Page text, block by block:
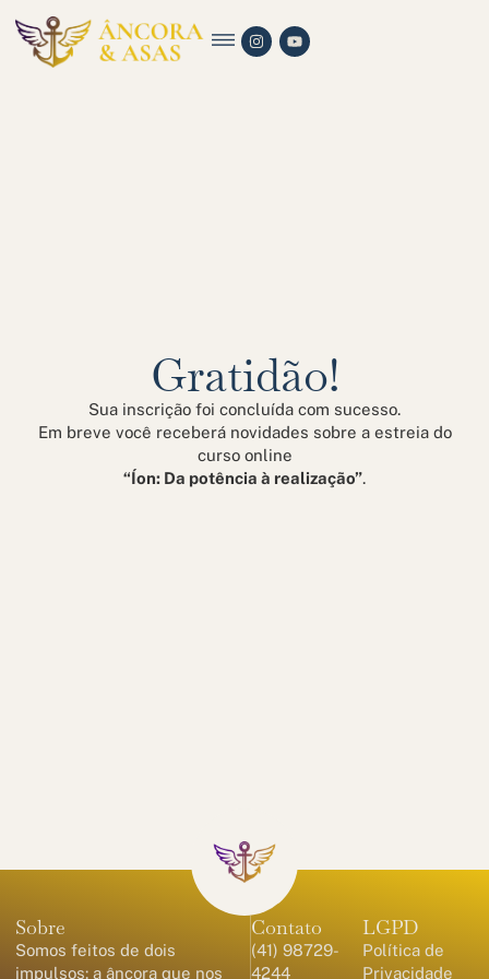
Gratidão!
Sua inscrição foi concluída com sucesso.
Em breve você receberá novidades sobre a estreia do
curso online
“Íon: Da potência à realização”.
Sobre
Somos feitos de dois
impulsos: a âncora que nos
Contato
(41) 98729-
4244
LGPD
Política de
Privacidade